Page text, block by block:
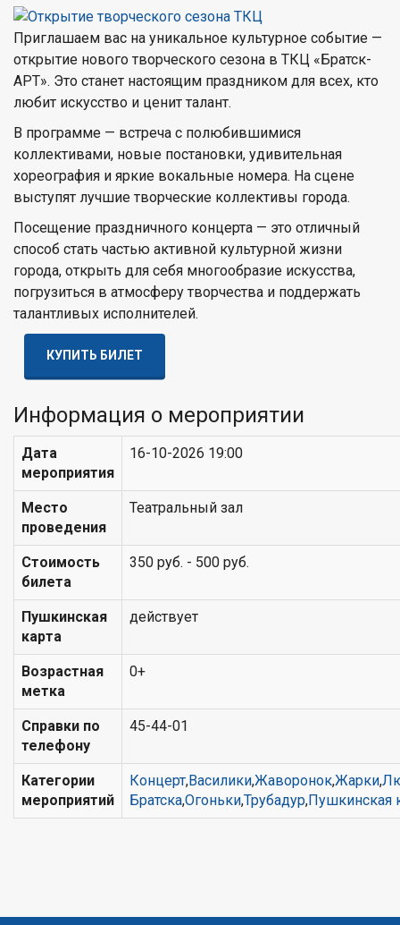
Приглашаем вас на уникальное культурное событие —
открытие нового творческого сезона в ТКЦ «Братск-
АРТ». Это станет настоящим праздником для всех, кто
любит искусство и ценит талант.
В программе — встреча с полюбившимися
коллективами, новые постановки, удивительная
хореография и яркие вокальные номера. На сцене
выступят лучшие творческие коллективы города.
Посещение праздничного концерта — это отличный
способ стать частью активной культурной жизни
города, открыть для себя многообразие искусства,
погрузиться в атмосферу творчества и поддержать
талантливых исполнителей.
КУПИТЬ БИЛЕТ
Информация о мероприятии
Дата
мероприятия
16-10-2026 19:00
Место
проведения
Театральный зал
Стоимость
билета
350 руб. - 500 руб.
Пушкинская
карта
действует
Возрастная
метка
0+
Справки по
телефону
45-44-01
Категории
мероприятий
Концерт,Василики,Жаворонок,Жарки,
Братска,Огоньки,Трубадур,Пушкинская